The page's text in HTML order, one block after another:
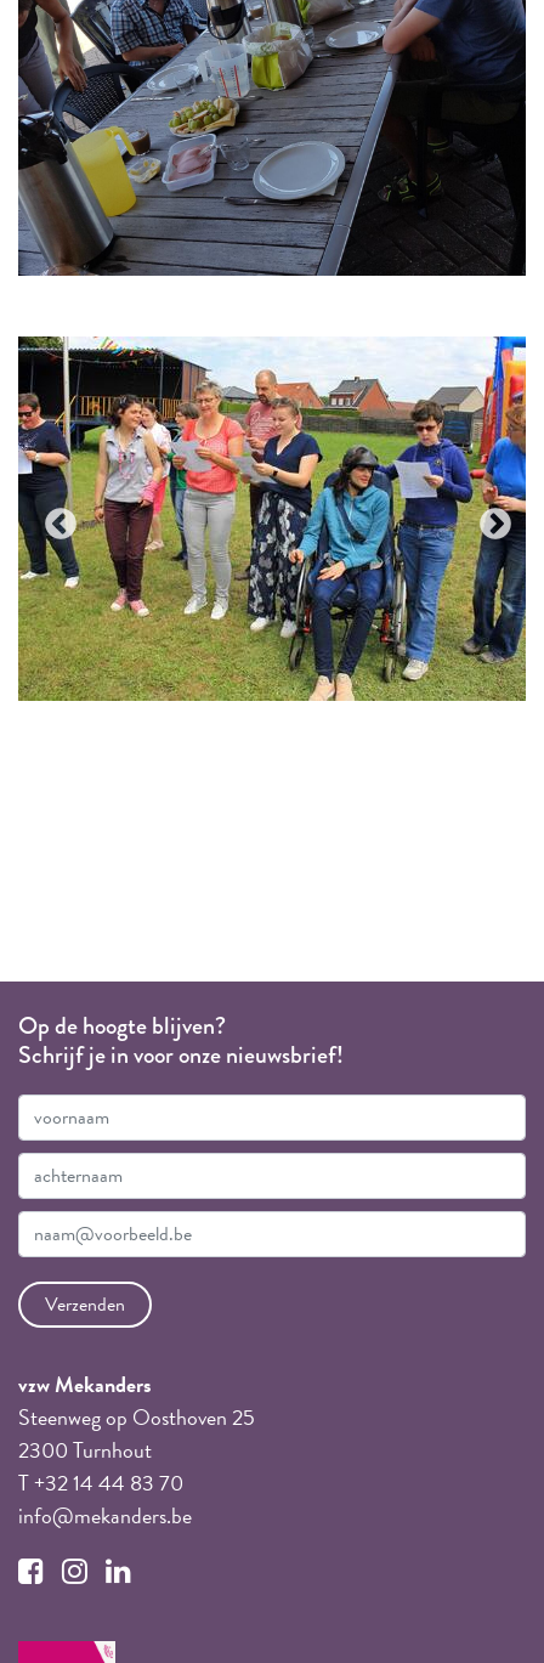
Op de hoogte blijven?
Schrijf je in voor onze nieuwsbrief!
vzw Mekanders
Steenweg op Oosthoven 25
2300 Turnhout
T +32 14 44 83 70
info@mekanders.be